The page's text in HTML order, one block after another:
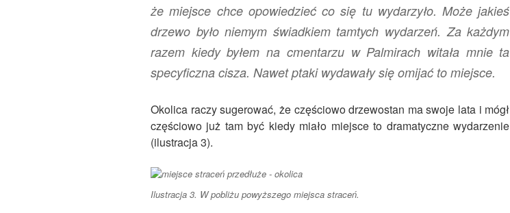
że miejsce chce opowiedzieć co się tu wydarzyło. Może jakieś
drzewo było niemym świadkiem tamtych wydarzeń. Za każdym
razem kiedy byłem na cmentarzu w Palmirach witała mnie ta
specyficzna cisza. Nawet ptaki wydawały się omijać to miejsce.
Okolica raczy sugerować, że częściowo drzewostan ma swoje lata i mógł
częściowo już tam być kiedy miało miejsce to dramatyczne wydarzenie
(ilustracja 3).
Ilustracja 3. W pobliżu powyższego miejsca straceń.